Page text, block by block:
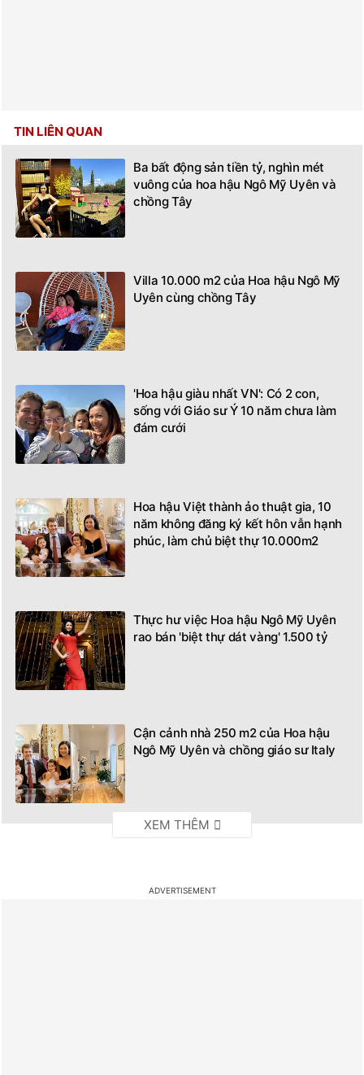
TIN LIÊN QUAN
Ba bất động sản tiền tỷ, nghìn mét
vuông của hoa hậu Ngô Mỹ Uyên và
chồng Tây
Villa 10.000 m2 của Hoa hậu Ngô Mỹ
Uyên cùng chồng Tây
'Hoa hậu giàu nhất VN': Có 2 con,
sống với Giáo sư Ý 10 năm chưa làm
đám cưới
Hoa hậu Việt thành ảo thuật gia, 10
năm không đăng ký kết hôn vẫn hạnh
phúc, làm chủ biệt thự 10.000m2
Thực hư việc Hoa hậu Ngô Mỹ Uyên
rao bán 'biệt thự dát vàng' 1.500 tỷ
Cận cảnh nhà 250 m2 của Hoa hậu
Ngô Mỹ Uyên và chồng giáo sư Italy